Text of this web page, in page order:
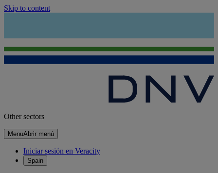
Skip to content
Other sectors
MenuAbrir menú
Iniciar sesión en Veracity
Spain